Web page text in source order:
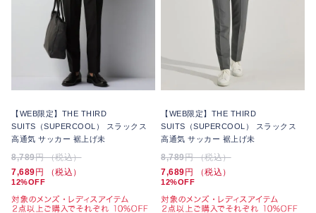
【WEB限定】THE THIRD
SUITS（SUPERCOOL） スラックス
高通気 サッカー 裾上げ未
8,789円 （税込）
7,689 円 （税込）
12%OFF
【WEB限定】THE THIRD
SUITS（SUPERCOOL） スラックス
高通気 サッカー 裾上げ未
8,789円 （税込）
7,689 円 （税込）
12%OFF